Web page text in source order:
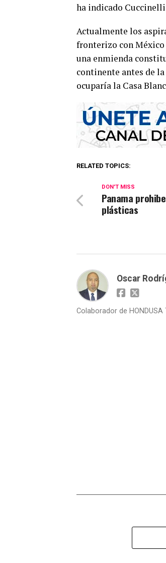
ha indicado
Actualmente los
fronterizo con México
una enmienda
continente antes de
ocuparía la Casa
RELATED TOPICS:
DON'T MISS
Panama
plásticas
Oscar
Colaborador de